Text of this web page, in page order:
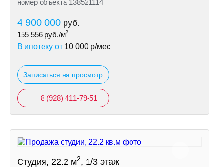
номер объекта 138521114
4 900 000 руб.
155 556 руб./м2
В ипотеку от 10 000 р/мес
Записаться на просмотр
8 (928) 411-79-51
Студия, 22.2 м2, 1/3 этаж